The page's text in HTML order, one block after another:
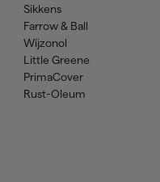
Sikkens
Farrow & Ball
Wijzonol
Little Greene
PrimaCover
Rust-Oleum